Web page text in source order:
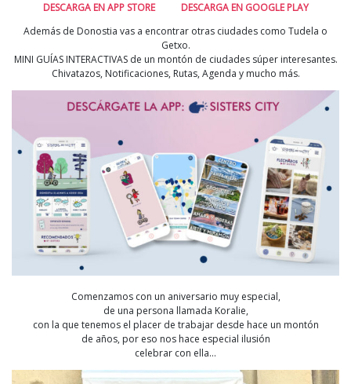
DESCARGA EN APP STORE
DESCARGA EN GOOGLE PLAY
Además de Donostia vas a encontrar otras ciudades como Tudela o
Getxo.
MINI GUÍAS INTERACTIVAS de un montón de ciudades súper interesantes.
Chivatazos, Notificaciones, Rutas, Agenda y mucho más.
Comenzamos con un aniversario muy especial,
de una persona llamada Koralie,
con la que tenemos el placer de trabajar desde hace un montón
de años, por eso nos hace especial ilusión
celebrar con ella…